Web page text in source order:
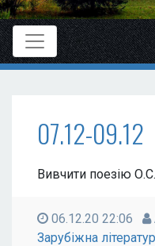
07.12-09.12
Вивчити поезію
06.12.20 22:06
Зарубіжна